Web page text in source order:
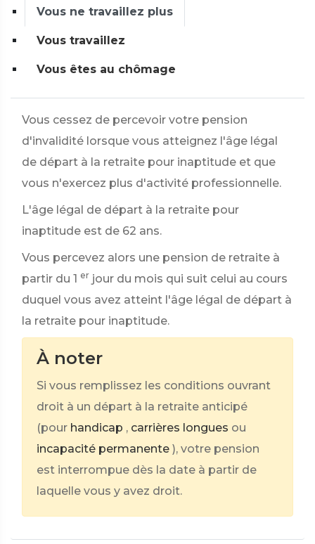
Vous ne travaillez plus
Vous travaillez
Vous êtes au chômage
Vous cessez de percevoir votre pension
d'invalidité lorsque vous atteignez l'âge légal
de départ à la retraite pour inaptitude et que
vous n'exercez plus d'activité professionnelle.
L'âge légal de départ à la retraite pour
inaptitude est de 62 ans.
Vous percevez alors une pension de retraite à
partir du 1 er jour du mois qui suit celui au cours
duquel vous avez atteint l'âge légal de départ à
la retraite pour inaptitude.
À noter
Si vous remplissez les conditions ouvrant
droit à un départ à la retraite anticipé
(pour handicap , carrières longues ou
incapacité permanente ), votre pension
est interrompue dès la date à partir de
laquelle vous y avez droit.